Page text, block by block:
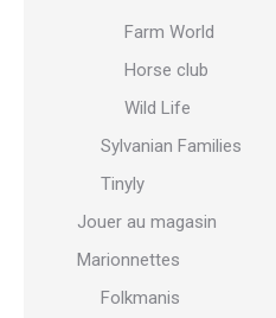
Farm World
Horse club
Wild Life
Sylvanian Families
Tinyly
Jouer au magasin
Marionnettes
Folkmanis